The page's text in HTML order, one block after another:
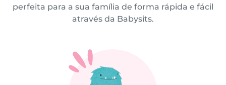
perfeita para a sua família de forma rápida e fácil
através da Babysits.